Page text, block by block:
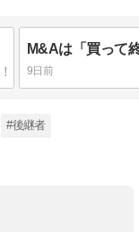
9日前
#後継者